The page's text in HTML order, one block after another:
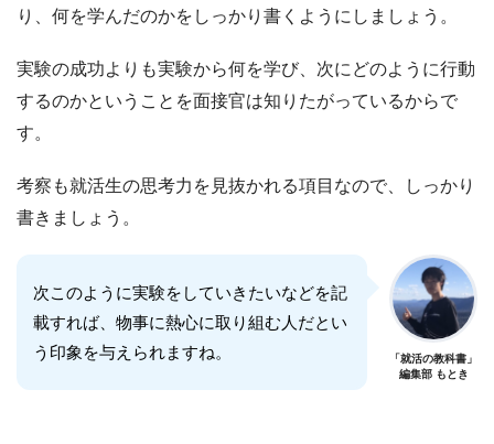
り、何を学んだのかをしっかり書くようにしましょう。
実験の成功よりも実験から何を学び、次にどのように行動
するのかということを面接官は知りたがっているからで
す。
考察も就活生の思考力を見抜かれる項目なので、しっかり
書きましょう。
次このように実験をしていきたいなどを記
載すれば、物事に熱心に取り組む人だとい
う印象を与えられますね。
「就活の教科書」
編集部 もとき